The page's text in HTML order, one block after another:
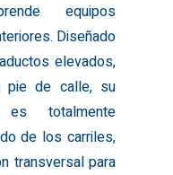
equipos
Diseñado
elevados,
pie de calle, su
totalmente
de los carriles,
transversal para